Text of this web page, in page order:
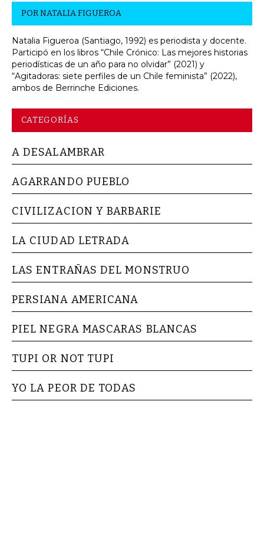
PORNATALIA FIGUEROA
Natalia Figueroa (Santiago, 1992) es periodista y docente.
Participó en los libros “Chile Crónico: Las mejores historias
periodísticas de un año para no olvidar” (2021) y
“Agitadoras: siete perfiles de un Chile feminista” (2022),
ambos de Berrinche Ediciones.
CATEGORÍAS
A DESALAMBRAR
AGARRANDO PUEBLO
CIVILIZACION Y BARBARIE
LA CIUDAD LETRADA
LAS ENTRAÑAS DEL MONSTRUO
PERSIANA AMERICANA
PIEL NEGRA MASCARAS BLANCAS
TUPI OR NOT TUPI
YO LA PEOR DE TODAS